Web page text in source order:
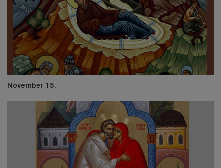
November 15.